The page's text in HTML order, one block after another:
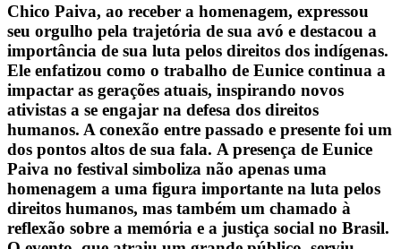
Chico Paiva, ao receber a homenagem, expressou
seu orgulho pela trajetória de sua avó e destacou a
importância de sua luta pelos direitos dos indígenas.
Ele enfatizou como o trabalho de Eunice continua a
impactar as gerações atuais, inspirando novos
ativistas a se engajar na defesa dos direitos
humanos. A conexão entre passado e presente foi um
dos pontos altos de sua fala. A presença de Eunice
Paiva no festival simboliza não apenas uma
homenagem a uma figura importante na luta pelos
direitos humanos, mas também um chamado à
reflexão sobre a memória e a justiça social no Brasil.